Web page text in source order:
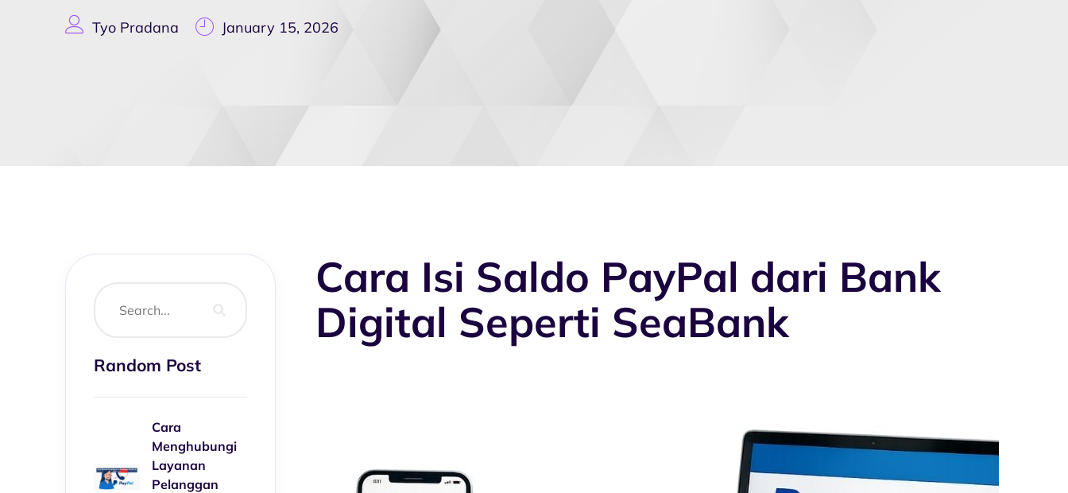
Tyo Pradana January 15, 2026
Random Post
Cara
Menghubungi
Layanan
Pelanggan
Cara Isi Saldo PayPal dari Bank
Digital Seperti SeaBank